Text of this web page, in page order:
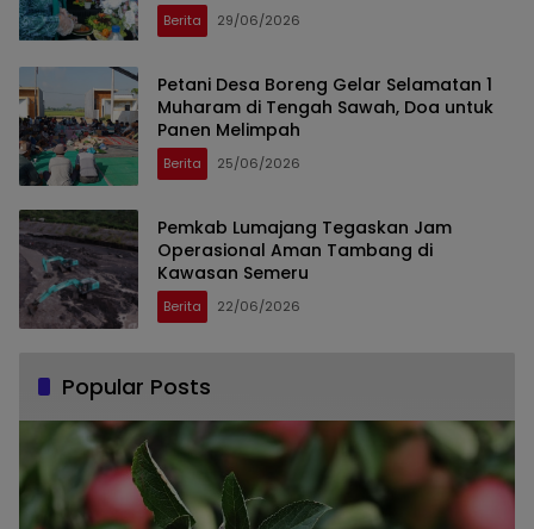
Berita 29/06/2026
Petani Desa Boreng Gelar Selamatan 1
Muharam di Tengah Sawah, Doa untuk
Panen Melimpah
Berita 25/06/2026
Pemkab Lumajang Tegaskan Jam
Operasional Aman Tambang di
Kawasan Semeru
Berita 22/06/2026
Popular Posts